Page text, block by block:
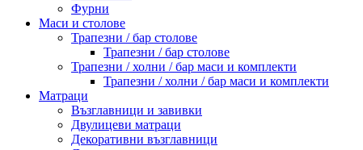
Фурни
Маси и столове
Трапезни / бар столове
Трапезни / бар столове
Трапезни / холни / бар маси и комплекти
Трапезни / холни / бар маси и комплекти
Матраци
Възглавници и завивки
Двулицеви матраци
Декоративни възглавници